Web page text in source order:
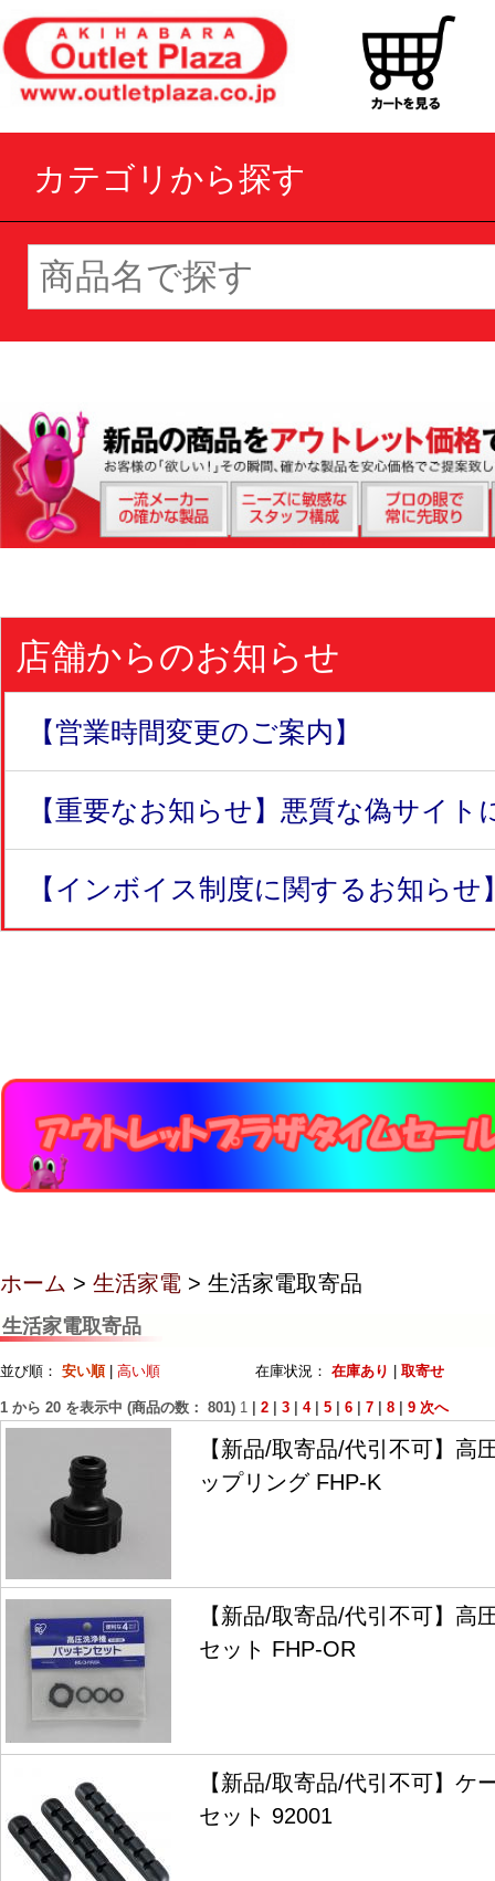
カテゴリから探す
店舗からのお知らせ
【営業時間変更のご案内】
【重要なお知らせ】悪質な偽サイト
【インボイス制度に関するお知らせ
ホーム > 生活家電 > 生活家電取寄品
生活家電取寄品
並び順： 安い順| 高い順 在庫状況： 在庫あり 取寄せ
1 から 20 を表示中 (商品の数： 801) 1 2 3 4| 5 6 7 8 9 次へ
【新品/取寄品/代引不可】高
ップリング FHP-K
【新品/取寄品/代引不可】高
セット FHP-OR
【新品/取寄品/代引不可】ケ
セット 92001